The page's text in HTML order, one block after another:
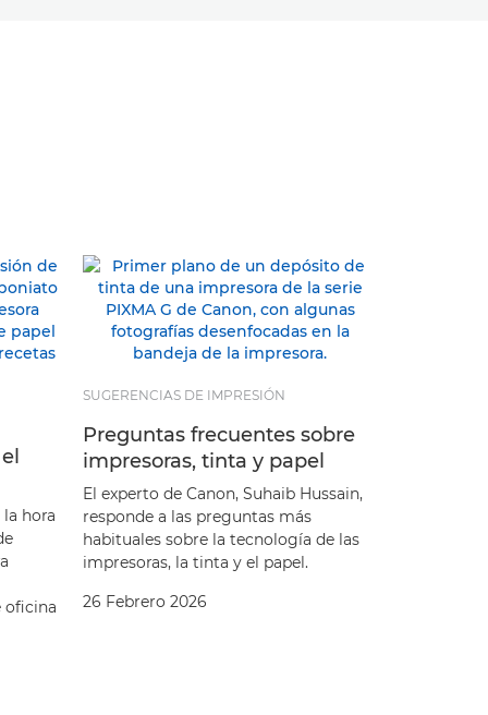
hora
oficina
SUGERENCIAS DE IMPRESIÓN
Preguntas frecuentes sobre
impresoras, tinta y papel
El experto de Canon, Suhaib Hussain,
responde a las preguntas más
habituales sobre la tecnología de las
impresoras, la tinta y el papel.
26 Febrero 2026